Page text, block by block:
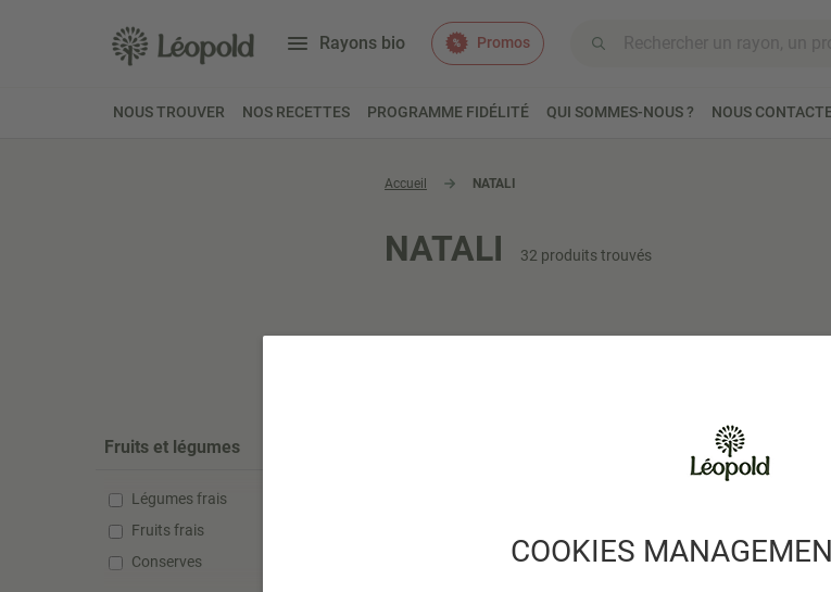
COOKIES
Rayons bio
NOUS TROUVER NOS RECETTES PROGRAMME FIDÉLITÉ QUI SOMMES-NOUS ? NOUS
Promos
Accueil NATALI
NATALI 32 produits trouvés
Fruits et légumes
Légumes frais
Fruits frais
Conserves